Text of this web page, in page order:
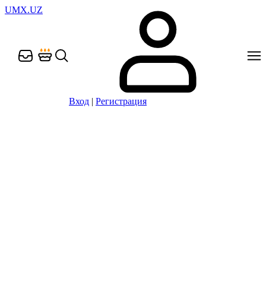
UMX.UZ
Вход | Регистрация